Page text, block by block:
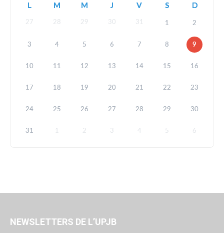
L M M J V S D
27 28 29 30 31 1 2
3 4 5 6 7 8 9
10 11 12 13 14 15 16
17 18 19 20 21 22 23
24 25 26 27 28 29 30
31 1 2 3 4 5 6
NEWSLETTERS DE L’UPJB